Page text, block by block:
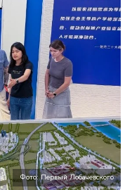
Фото: Первый Лобачевского